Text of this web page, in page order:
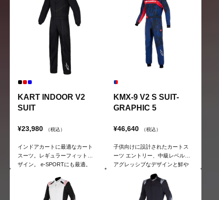
KART INDOOR V2
SUIT
¥23,980 （税込）
インドアカートに最適なカート
スーツ。レギュラーフィットデ
ザイン。 e-SPORTにも最適。
KMX-9 V2 S SUIT-
GRAPHIC 5
¥46,640 （税込）
子供向けに設計されたカートス
ーツ エントリー、中級レベル用
アグレッシブなデザインと鮮や
かなカラーウェイが特徴 裏地は
ポリエステル100%のポリタオル